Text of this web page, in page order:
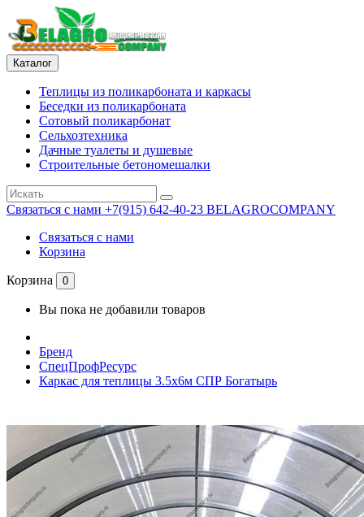
Каталог
Теплицы из поликарбоната и каркасы
Беседки из поликарбоната
Сотовый поликарбонат
Сельхозтехника
Дачные туалеты и душевые
Строительные бетономешалки
Связаться с нами +7(915) 642-40-23 BELAGROCOMPANY
Связаться с нами
Корзина
Корзина 0
Вы пока не добавили товаров
Бренд
СпецПрофРесурс
Каркас для теплицы 3.5х6м СПР Богатырь